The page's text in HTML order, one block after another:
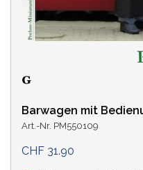
Barwagen mit
Art.-Nr. PM550109
CHF 31.90